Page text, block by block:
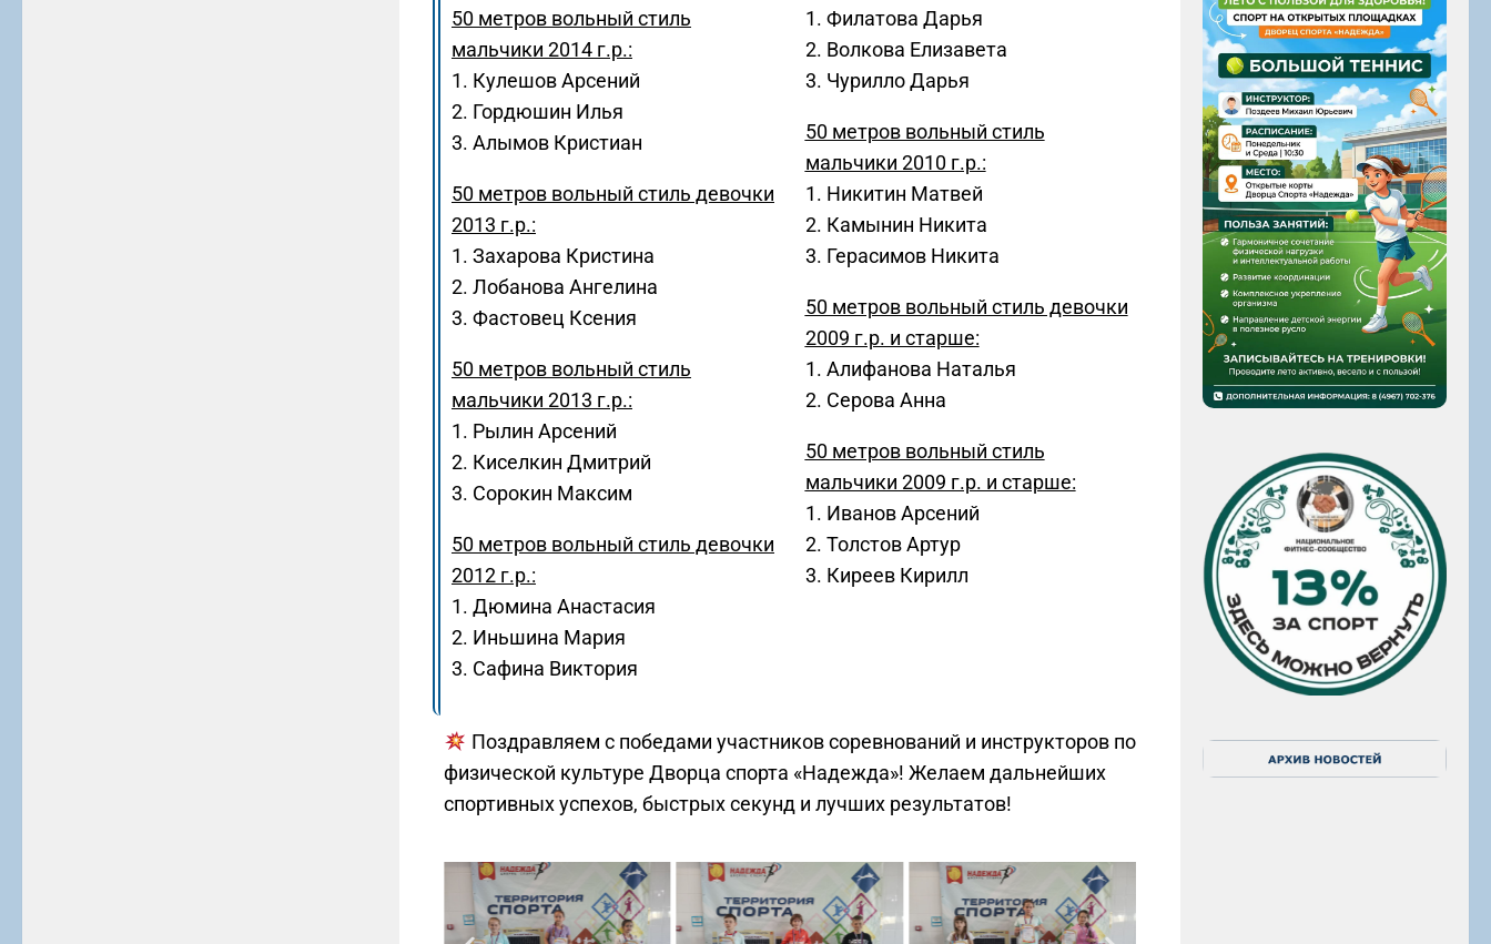
50 метров вольный стиль
мальчики 2014 г.р.:
1. Кулешов Арсений
2. Гордюшин Илья
3. Алымов Кристиан
50 метров вольный стиль девочки
2013 г.р.:
1. Захарова Кристина
2. Лобанова Ангелина
3. Фастовец Ксения
50 метров вольный стиль
мальчики 2013 г.р.:
1. Рылин Арсений
2. Киселкин Дмитрий
3. Сорокин Максим
50 метров вольный стиль девочки
2012 г.р.:
1. Дюмина Анастасия
2. Иньшина Мария
3. Сафина Виктория
1. Филатова Дарья
2. Волкова Елизавета
3. Чурилло Дарья
50 метров вольный стиль
мальчики 2010 г.р.:
1. Никитин Матвей
2. Камынин Никита
3. Герасимов Никита
50 метров вольный стиль девочки
2009 г.р. и старше:
1. Алифанова Наталья
2. Серова Анна
50 метров вольный стиль
мальчики 2009 г.р. и старше:
1. Иванов Арсений
2. Толстов Артур
3. Киреев Кирилл
Поздравляем с победами участников соревнований и инструкторов по
физической культуре Дворца спорта «Надежда»! Желаем дальнейших
спортивных успехов, быстрых секунд и лучших результатов!